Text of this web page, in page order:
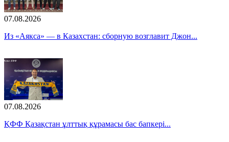
07.08.2026
Из «Аякса» — в Казахстан: сборную возглавит Джон...
07.08.2026
ҚФФ Қазақстан ұлттық құрамасы бас бапкері...